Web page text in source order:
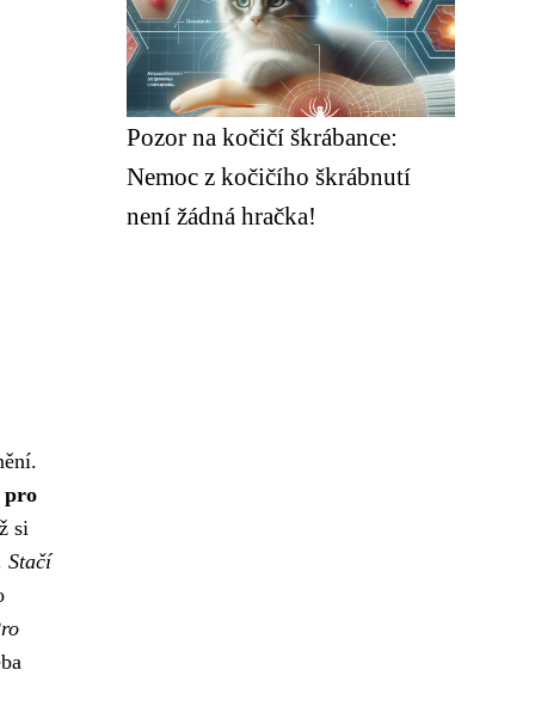
pro
si
Stačí
Pozor na kočičí škrábance:
Nemoc z kočičího škrábnutí
není žádná hračka!